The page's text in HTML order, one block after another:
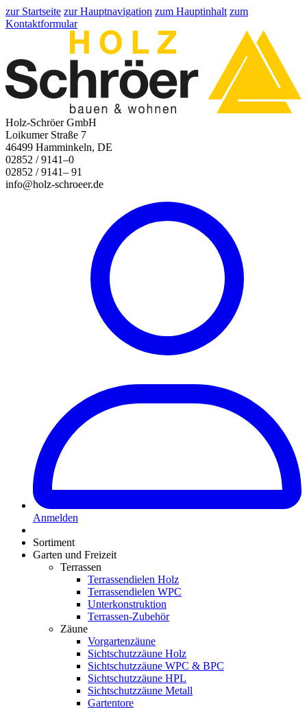
zur Startseite zur Hauptnavigation zum Hauptinhalt zum
Kontaktformular
Holz-Schröer GmbH
Loikumer Straße 7
46499 Hamminkeln, DE
02852 / 9141–0
02852 / 9141– 91
info@holz-schroeer.de
Anmelden
Sortiment
Garten und Freizeit
Terrassen
Terrassendielen Holz
Terrassendielen WPC
Unterkonstruktion
Terrassen-Zubehör
Zäune
Vorgartenzäune
Sichtschutzzäune Holz
Sichtschutzzäune WPC & BPC
Sichtschutzzäune HPL
Sichtschutzzäune Metall
Gartentore